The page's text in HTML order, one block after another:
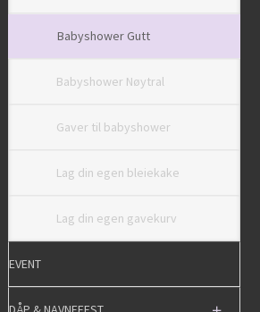
Babyshower Gutt
Babyshower Nøytral
Gaver til babyshower
Lag din egen bleiekake
Lag din egen gavekurv
EVENT